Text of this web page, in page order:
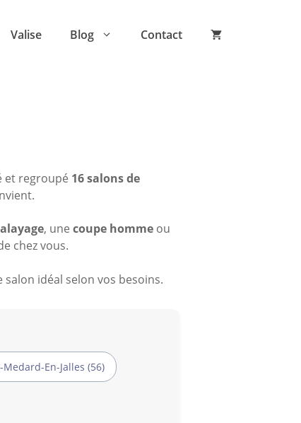
Valise Blog Contact
et regroupé 16 salons de
, une coupe homme ou
chez vous.
idéal selon vos besoins.
Medard-En-Jalles (56)